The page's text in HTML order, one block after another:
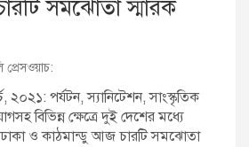
সমঝোতা স্মারক
প্রেসওয়াচ:
২০২১: পর্যটন, স্যানিটেশন, সাংস্কৃতিক
বিভিন্ন ক্ষেত্রে দুই দেশের মধ্যে
ঢাকা ও কাঠমান্ডু আজ চারটি সমঝোতা